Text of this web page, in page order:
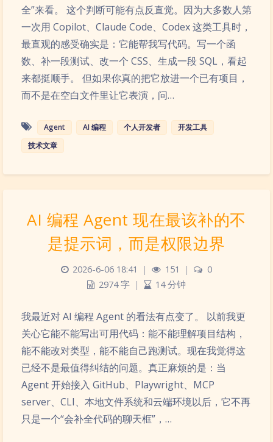
全”来看。 这个判断可能有点反直觉。因为大多数人第
一次用 Copilot、Claude Code、Codex 这类工具时，
最直观的感受确实是：它能帮我写代码。写一个函
数、补一段测试、改一个 CSS、生成一段 SQL，看起
来都挺顺手。 但如果你真的把它放进一个已有项目，
而不是在空白文件里让它表演，问…
Agent AI 编程 个人开发者
开发工具
技术文章
AI 编程 Agent 现在最该补的不
是提示词，而是权限边界
2026-6-06 18:41 | 151 |
0
2974 字 | 14 分钟
我最近对 AI 编程 Agent 的看法有点变了。 以前我更
关心它能不能写出可用代码：能不能理解项目结构，
能不能改对类型，能不能自己跑测试。现在我觉得这
已经不是最值得纠结的问题。真正麻烦的是：当
Agent 开始接入 GitHub、Playwright、MCP
server、CLI、本地文件系统和云端环境以后，它不再
只是一个“会补全代码的聊天框”，…